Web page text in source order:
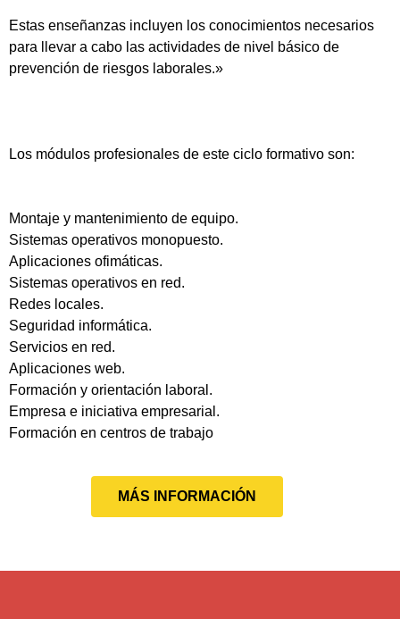
Estas enseñanzas incluyen los conocimientos necesarios
para llevar a cabo las actividades de nivel básico de
prevención de riesgos laborales.»
Los módulos profesionales de este ciclo formativo son:
Montaje y mantenimiento de equipo.
Sistemas operativos monopuesto.
Aplicaciones ofimáticas.
Sistemas operativos en red.
Redes locales.
Seguridad informática.
Servicios en red.
Aplicaciones web.
Formación y orientación laboral.
Empresa e iniciativa empresarial.
Formación en centros de trabajo
MÁS INFORMACIÓN